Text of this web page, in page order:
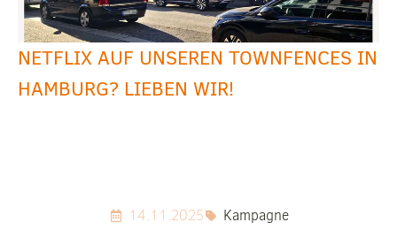
NETFLIX AUF UNSEREN TOWNFENCES IN
HAMBURG? LIEBEN WIR!
14.11.2025 Kampagne